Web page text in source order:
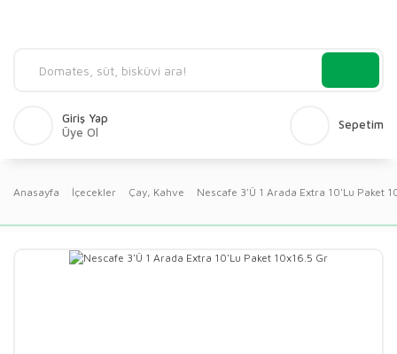
Giriş Yap
Üye Ol
Sepetim
Anasayfa İçecekler Çay, Kahve Nescafe 3'Ü 1 Arada Extra 10'Lu Paket